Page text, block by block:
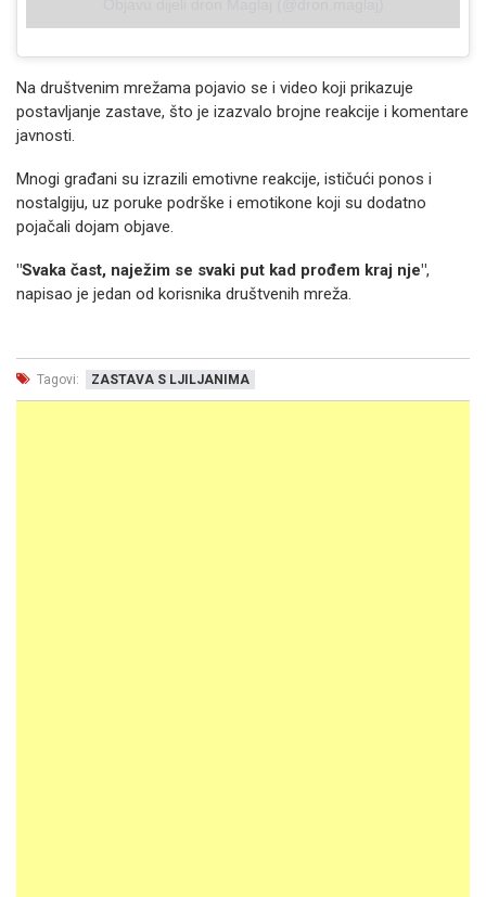
Na društvenim mrežama pojavio se i video koji prikazuje
postavljanje zastave, što je izazvalo brojne reakcije i komentare
javnosti.
Mnogi građani su izrazili emotivne reakcije, ističući ponos i
nostalgiju, uz poruke podrške i emotikone koji su dodatno
pojačali dojam objave.
"Svaka čast, naježim se svaki put kad prođem kraj nje",
napisao je jedan od korisnika društvenih mreža.
Tagovi: ZASTAVA S LJILJANIMA